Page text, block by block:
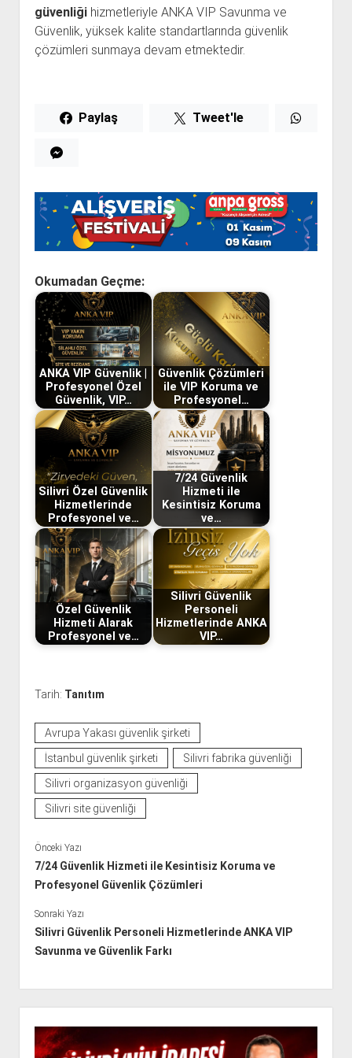
güvenliğihizmetleriyle ANKA VIP Savunma ve
Güvenlik, yüksek kalite standartlarında güvenlik
çözümleri sunmaya devam etmektedir.
Paylaş Tweet'le
Okumadan Geçme:
ANKA VIP Güvenlik |
Profesyonel Özel
Güvenlik, VIP…
Güvenlik Çözümleri
ile VIP Koruma ve
Profesyonel…
Silivri Özel Güvenlik
Hizmetlerinde
Profesyonel ve…
7/24 Güvenlik
Hizmeti ile
Kesintisiz Koruma
ve…
Özel Güvenlik
Hizmeti Alarak
Profesyonel ve…
Silivri Güvenlik
Personeli
Hizmetlerinde ANKA
VIP…
Tarih: Tanıtım
Avrupa Yakası güvenlik şirketi
İstanbul güvenlik şirketi
Silivri fabrika güvenliği
Silivri organizasyon güvenliği
Silivri site güvenliği
Önceki Yazı
7/24 Güvenlik Hizmeti ile Kesintisiz Koruma ve
Profesyonel Güvenlik Çözümleri
Sonraki Yazı
Silivri Güvenlik Personeli Hizmetlerinde ANKA VIP
Savunma ve Güvenlik Farkı